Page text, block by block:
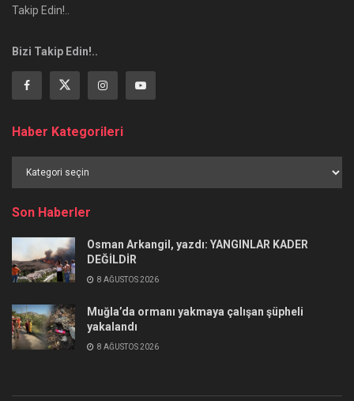
Takip Edin!..
Bizi Takip Edin!..
Haber Kategorileri
Kategorileri
Son Haberler
Osman Arkangil, yazdı: YANGINLAR KADER
DEĞİLDİR
8 AĞUSTOS 2026
Muğla’da ormanı yakmaya çalışan şüpheli
yakalandı
8 AĞUSTOS 2026